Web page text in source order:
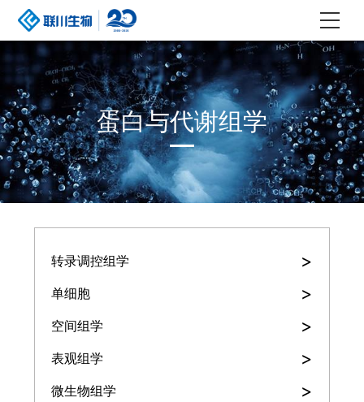
蛋白与代谢组学
转录调控组学 >
单细胞 >
空间组学 >
表观组学 >
微生物组学 >